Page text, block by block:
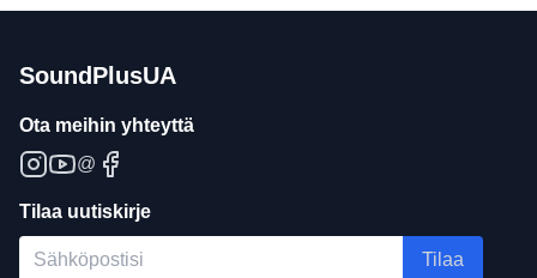
SoundPlusUA
Ota meihin yhteyttä
@
Tilaa uutiskirje
Tilaa